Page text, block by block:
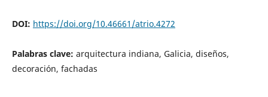
DOI: https://doi.org/10.46661/atrio.4272
Palabras clave: arquitectura indiana, Galicia, diseños,
decoración, fachadas